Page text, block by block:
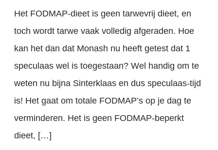
Het FODMAP-dieet is geen tarwevrij dieet, en
toch wordt tarwe vaak volledig afgeraden. Hoe
kan het dan dat Monash nu heeft getest dat 1
speculaas wel is toegestaan? Wel handig om te
weten nu bijna Sinterklaas en dus speculaas-tijd
is! Het gaat om totale FODMAP’s op je dag te
verminderen. Het is geen FODMAP-beperkt
dieet, […]